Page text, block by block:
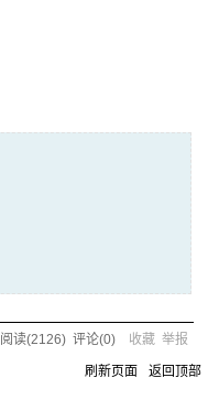
阅读(2126) 评论(0) 收藏 举报
刷新页面 返回顶部